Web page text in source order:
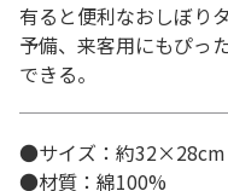
有ると便利なおしぼり
予備、来客用にもぴっ
できる。
●サイズ：約32×28cm
●材質：綿100%